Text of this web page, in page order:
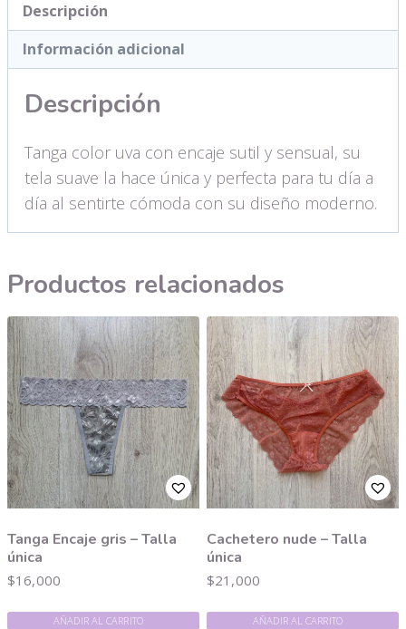
Descripción
Información adicional
Descripción
Tanga color uva con encaje sutil y sensual, su
tela suave la hace única y perfecta para tu día a
día al sentirte cómoda con su diseño moderno.
Productos relacionados
Tanga Encaje gris – Talla
única
$16,000
AÑADIR AL CARRITO
Cachetero nude – Talla
única
$21,000
AÑADIR AL CARRITO